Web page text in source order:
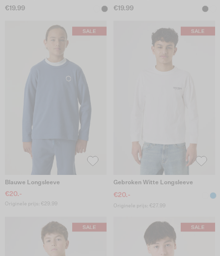
€19.99 €19.99
Blauwe Longsleeve
€20.-
Originele prijs: €29.99
Gebroken Witte Longsleeve
€20.-
Originele prijs: €27.99